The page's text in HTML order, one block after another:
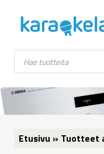
Products
search
Etusivu » Tuotteet